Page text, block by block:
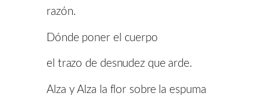
razón.
Dónde poner el cuerpo
el trazo de desnudez que arde.
Alza y Alza la flor sobre la espuma